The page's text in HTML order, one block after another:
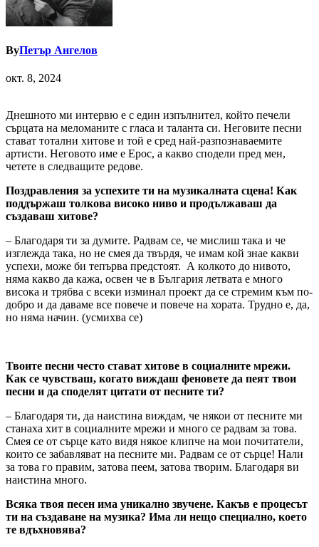
ByПетър Ангелов
окт. 8, 2024
Днешното ми интервю е с един изпълнител, който печели
сърцата на меломаните с гласа и таланта си. Неговите песни
стават тотални хитове и той е сред най-разпознаваемите
артисти. Неговото име е Ерос, а какво сподели пред мен,
четете в следващите редове.
Поздравления за успехите ти на музикалната сцена! Как
поддържаш толкова високо ниво и продължаваш да
създаваш хитове?
– Благодаря ти за думите. Радвам се, че мислиш така и че
изглежда така, но не смея да твърдя, че имам кой знае какви
успехи, може би тепърва предстоят. А колкото до нивото,
няма какво да кажа, освен че в България летвата е много
висока и трябва с всеки изминал проект да се стремим към по-
добро и да даваме все повече и повече на хората. Трудно е, да,
но няма начин. (усмихва се)
Твоите песни често стават хитове в социалните мрежи.
Как се чувстваш, когато виждаш феновете да пеят твои
песни и да споделят цитати от песните ти?
– Благодаря ти, да наистина виждам, че някои от песните ми
станаха хит в социалните мрежи и много се радвам за това.
Смея се от сърце като видя някое клипче на мои почитатели,
които се забавляват на песните ми. Радвам се от сърце! Нали
за това го правим, затова пеем, затова творим. Благодаря ви
наистина много.
Всяка твоя песен има уникално звучене. Какъв е процесът
ти на създаване на музика? Има ли нещо специално, което
те вдъхновява?